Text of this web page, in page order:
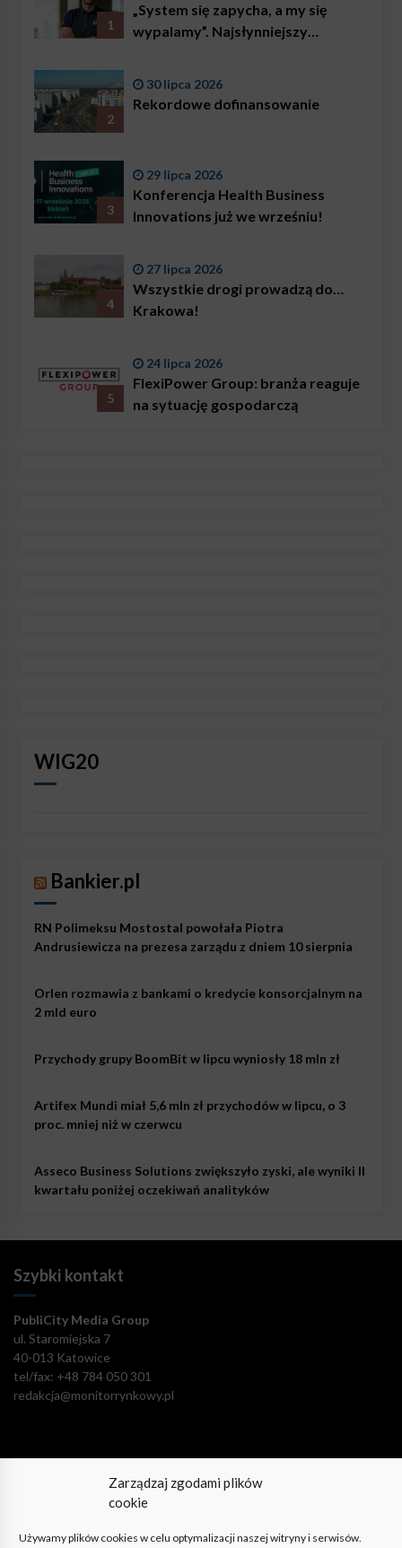
Zarządzaj zgodami plików
cookie
Używamy plików cookies w celu optymalizacji naszej witryny i serwisów.
1
„System się zapycha, a my się
wypalamy”. Najsłynniejszy
problemem są nie tylko choroby
2
30 lipca 2026
Rekordowe dofinansowanie
3
29 lipca 2026
Konferencja Health Business
Innovations już we wrześniu!
4
27 lipca 2026
Wszystkie drogi prowadzą do…
Krakowa!
5
24 lipca 2026
FlexiPower Group: branża reaguje
na sytuację gospodarczą
WIG20
Bankier.pl
RN Polimeksu Mostostal powołała Piotra
Andrusiewicza na prezesa zarządu z dniem 10 sierpnia
Orlen rozmawia z bankami o kredycie konsorcjalnym na
2 mld euro
Przychody grupy BoomBit w lipcu wyniosły 18 mln zł
Artifex Mundi miał 5,6 mln zł przychodów w lipcu, o 3
proc. mniej niż w czerwcu
Asseco Business Solutions zwiększyło zyski, ale wyniki II
kwartału poniżej oczekiwań analityków
Szybki kontakt
PubliCity Media Group
ul. Staromiejska 7
40-013 Katowice
tel/fax: +48 784 050 301
redakcja@monitorrynkowy.pl
Pozostańmy w kontakcie!